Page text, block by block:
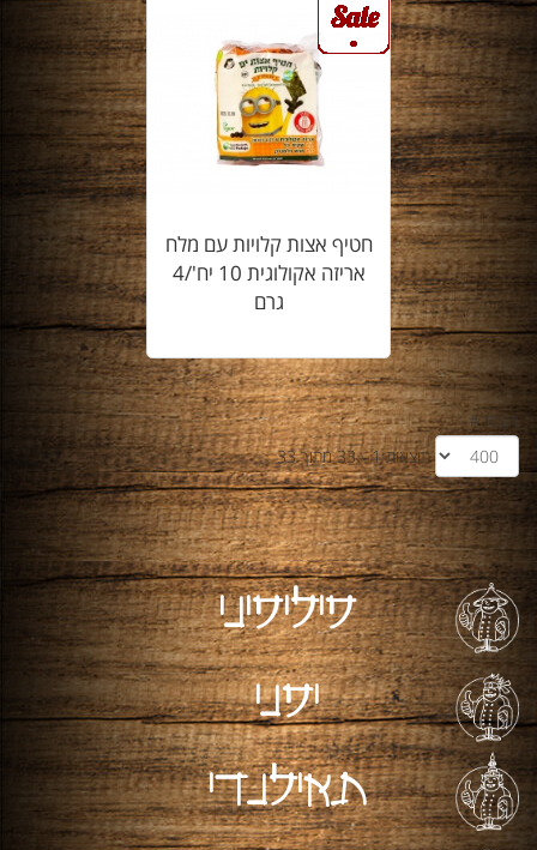
חטיף אצות קלויות עם מלח
אריזה אקולוגית 10 יח'/4
גרם
הצגת #
תוצאות 1 - 33 מתוך 33
פיליפיני
יפני
תאילנדי